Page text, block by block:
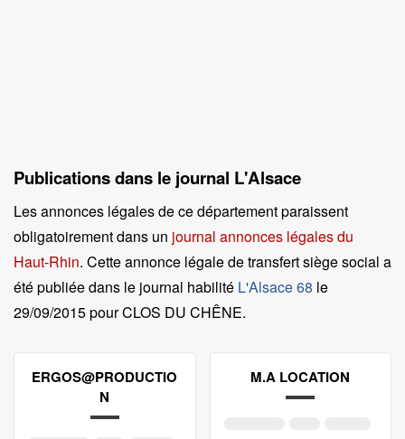
Publications dans le journal L'Alsace
Les annonces légales de ce département paraissent
obligatoirement dans un journal annonces légales du
Haut-Rhin. Cette annonce légale de transfert siège social a
été publiée dans le journal habilité L'Alsace 68 le
29/09/2015 pour CLOS DU CHÊNE.
ERGOS@PRODUCTIO
N
M.A LOCATION